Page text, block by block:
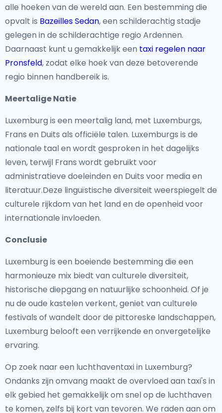
alle hoeken van de wereld aan. Een bestemming die
opvalt is Bazeilles Sedan, een schilderachtig stadje
gelegen in de schilderachtige regio Ardennen.
Daarnaast kunt u gemakkelijk een taxi regelen naar
Pronsfeld, zodat elke hoek van deze betoverende
regio binnen handbereik is.
Meertalige Natie
Luxemburg is een meertalig land, met Luxemburgs,
Frans en Duits als officiële talen. Luxemburgs is de
nationale taal en wordt gesproken in het dagelijks
leven, terwijl Frans wordt gebruikt voor
administratieve doeleinden en Duits voor media en
literatuur.Deze linguïstische diversiteit weerspiegelt de
culturele rijkdom van het land en de openheid voor
internationale invloeden.
Conclusie
Luxemburg is een boeiende bestemming die een
harmonieuze mix biedt van culturele diversiteit,
historische diepgang en natuurlijke schoonheid. Of je
nu de oude kastelen verkent, geniet van culturele
festivals of wandelt door de pittoreske landschappen,
Luxemburg belooft een verrijkende en onvergetelijke
ervaring.
Op zoek naar een luchthaventaxi in Luxemburg?
Ondanks zijn omvang maakt de overvloed aan taxi's in
elk gebied het gemakkelijk om snel op de luchthaven
te komen, zelfs bij kort van tevoren. We raden aan om